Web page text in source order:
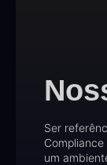
Ser
um